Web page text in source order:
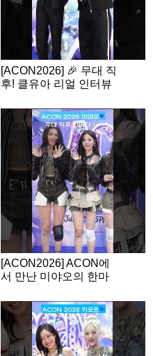
[ACON2026] 🎉 무대 직
후! 클유아 리얼 인터뷰
[ACON2026] ACON에
서 만난 미야오의 한마